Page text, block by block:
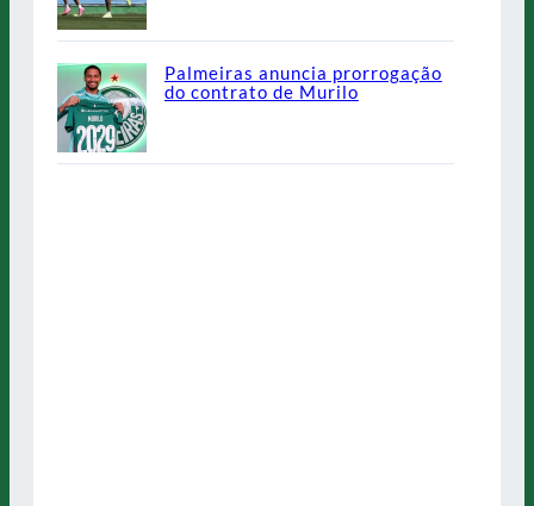
Palmeiras anuncia prorrogação
do contrato de Murilo